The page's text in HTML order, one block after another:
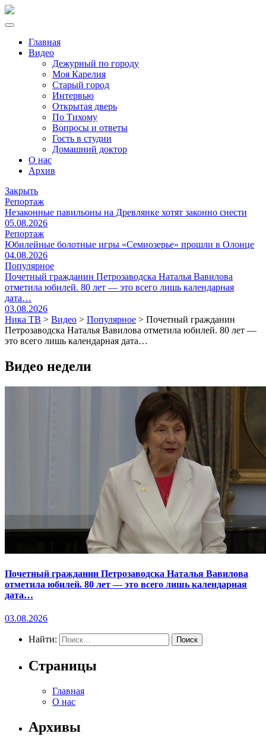
Главная
Видео
Дежурный по городу
Моя Карелия
Старый город
Интервью
Открытая дверь
По Тихому
Вопросы и ответы
Гость в студии
Домашний доктор
О нас
Архив
Закрыть
Репортаж
Незаконные павильоны на Древлянке хотят законно снести
05.08.2026
Репортаж
Юбилейные болотные игры «Семиозерье» прошли в Олонце
04.08.2026
Популярное
Почетный гражданин Петрозаводска Наталья Вавилова
отметила юбилей. 80 лет — это всего лишь календарная
дата…
03.08.2026
Ника ТВ > Видео > Популярное > Почетный гражданин
Петрозаводска Наталья Вавилова отметила юбилей. 80 лет —
это всего лишь календарная дата…
Видео недели
Почетный гражданин Петрозаводска Наталья Вавилова
отметила юбилей. 80 лет — это всего лишь календарная
дата…
03.08.2026
Найти:
Страницы
Главная
О нас
Архивы